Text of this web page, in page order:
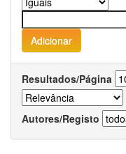
Resultados/Página
Autores/Registo